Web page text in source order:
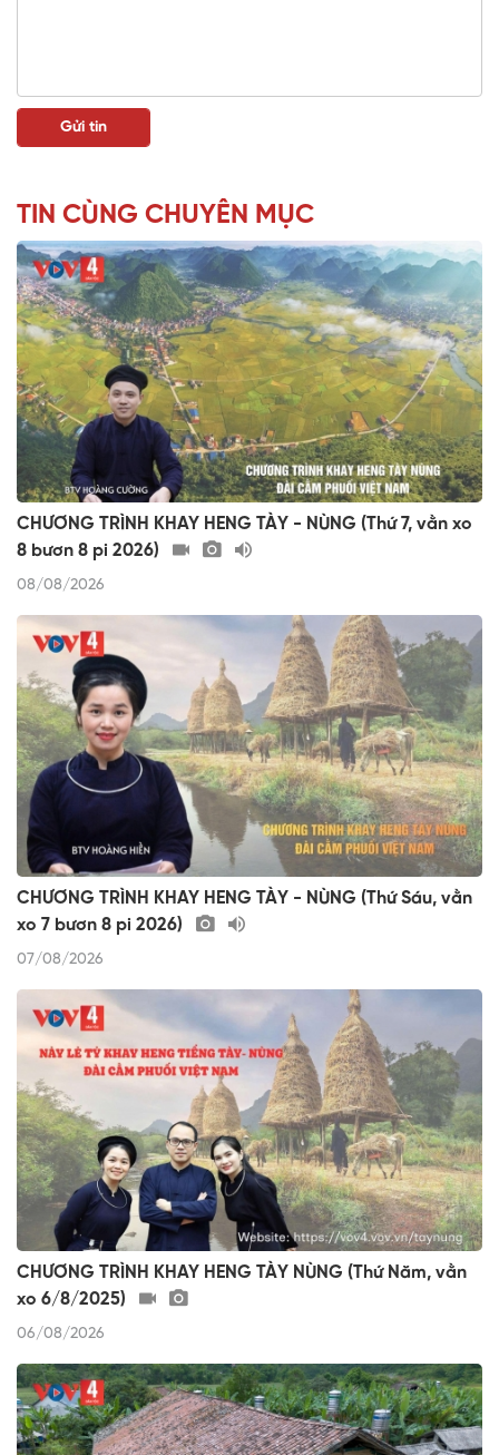
TIN CÙNG CHUYÊN MỤC
CHƯƠNG TRÌNH KHAY HENG TÀY - NÙNG (Thứ 7, vằn xo
8 bươn 8 pi 2026)
08/08/2026
CHƯƠNG TRÌNH KHAY HENG TÀY - NÙNG (Thứ Sáu, vằn
xo 7 bươn 8 pi 2026)
07/08/2026
CHƯƠNG TRÌNH KHAY HENG TÀY NÙNG (Thứ Năm, vằn
xo 6/8/2025)
06/08/2026